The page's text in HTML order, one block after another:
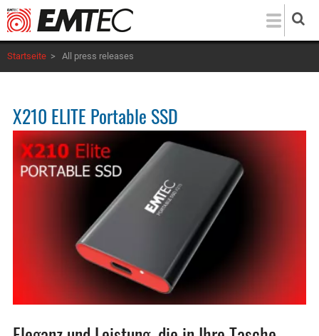
Direkt
zum
Inhalt
Startseite > All press releases
X210 ELITE Portable SSD